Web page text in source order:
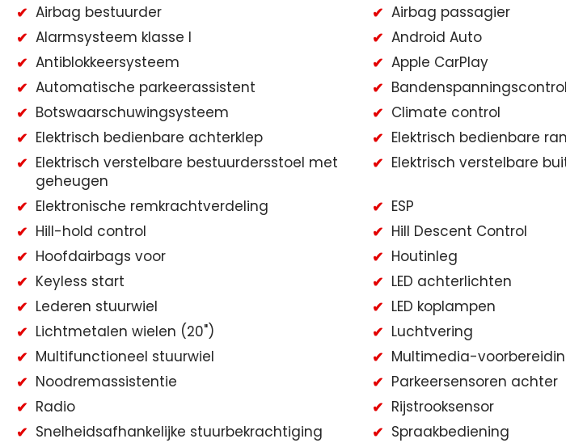
Airbag bestuurder
Airbag passagier
Alarmsysteem klasse I
Android Auto
Antiblokkeersysteem
Apple CarPlay
Automatische parkeerassistent
Botswaarschuwingsysteem
Climate control
Elektrisch bedienbare achterklep
Elektrisch bedienbare
Elektrisch verstelbare bestuurdersstoel met
geheugen
Elektrisch verstelbare
Elektronische remkrachtverdeling ESP
Hill-hold control
Hill Descent Control
Hoofdairbags voor
Houtinleg
Keyless start
LED achterlichten
Lederen stuurwiel
LED koplampen
Lichtmetalen wielen (20")
Luchtvering
Multifunctioneel stuurwiel
Multimedia-
Noodremassistentie
Parkeersensoren achter
Radio
Rijstrooksensor
Snelheidsafhankelijke stuurbekrachtiging
Spraakbediening